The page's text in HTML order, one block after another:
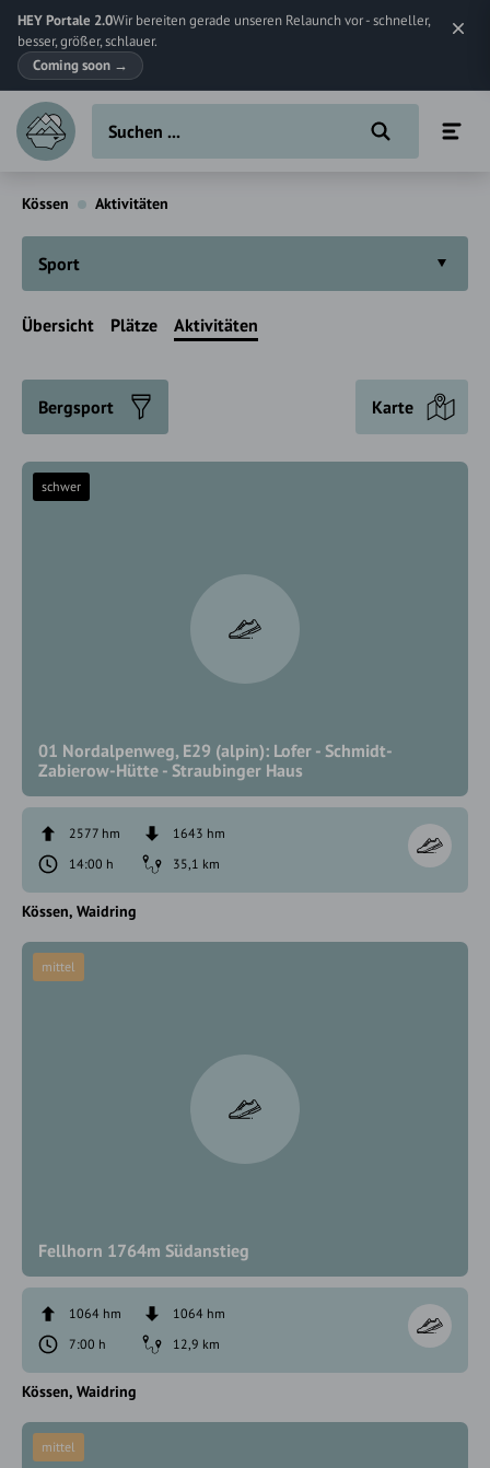
HEY Portale 2.0Wir bereiten gerade unseren Relaunch vor - schneller,
besser, größer, schlauer.
Coming soon →
Kössen Aktivitäten
Sport
Übersicht Plätze Aktivitäten
Bergsport Karte
01 Nordalpenweg, E29 (alpin): Lofer - Schmidt-
Zabierow-Hütte - Straubinger Haus
schwer
2577 hm
1643 hm
14:00 h
35,1 km
Kössen Waidring
Fellhorn 1764m Südanstieg
mittel
1064 hm
1064 hm
7:00 h
12,9 km
Kössen Waidring
mittel